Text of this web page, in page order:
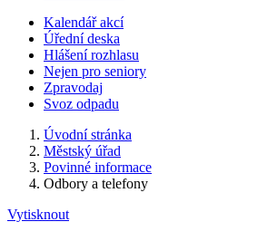
Kalendář akcí
Úřední deska
Hlášení rozhlasu
Nejen pro seniory
Zpravodaj
Svoz odpadu
Úvodní stránka
Městský úřad
Povinné informace
Odbory a telefony
Vytisknout